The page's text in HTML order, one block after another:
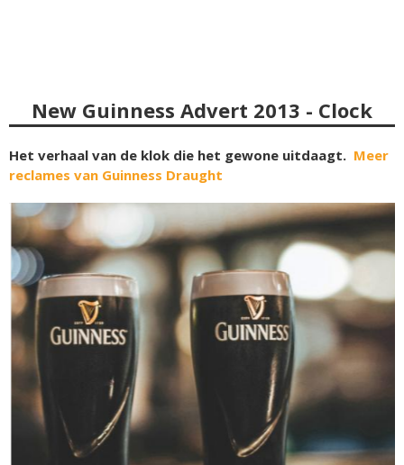
New Guinness Advert 2013 - Clock
Het verhaal van de klok die het gewone uitdaagt. Meer
reclames van Guinness Draught